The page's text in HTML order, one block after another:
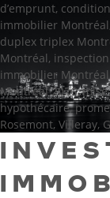
d’emprunt,
immobilier Montréal
duplex triplex
Montréal,
immobilier Montréal
Montréal 2026,
hypothécaire,
Rosemont, Villeray,